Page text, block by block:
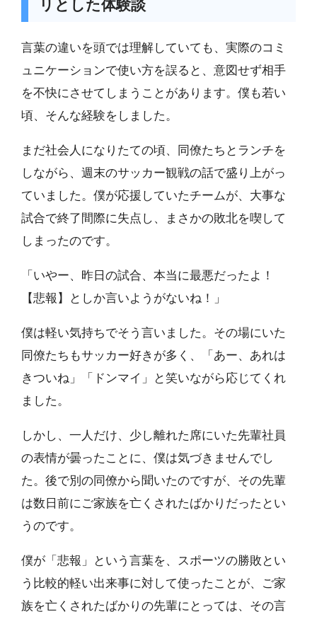
リとした体験談
言葉の違いを頭では理解していても、実際のコミ
ュニケーションで使い方を誤ると、意図せず相手
を不快にさせてしまうことがあります。僕も若い
頃、そんな経験をしました。
まだ社会人になりたての頃、同僚たちとランチを
しながら、週末のサッカー観戦の話で盛り上がっ
ていました。僕が応援していたチームが、大事な
試合で終了間際に失点し、まさかの敗北を喫して
しまったのです。
「いやー、昨日の試合、本当に最悪だったよ！
【悲報】としか言いようがないね！」
僕は軽い気持ちでそう言いました。その場にいた
同僚たちもサッカー好きが多く、「あー、あれは
きついね」「ドンマイ」と笑いながら応じてくれ
ました。
しかし、一人だけ、少し離れた席にいた先輩社員
の表情が曇ったことに、僕は気づきませんでし
た。後で別の同僚から聞いたのですが、その先輩
は数日前にご家族を亡くされたばかりだったとい
うのです。
僕が「悲報」という言葉を、スポーツの勝敗とい
う比較的軽い出来事に対して使ったことが、ご家
族を亡くされたばかりの先輩にとっては、その言